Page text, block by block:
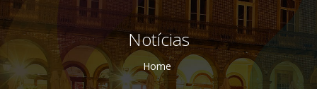
Notícias
Home